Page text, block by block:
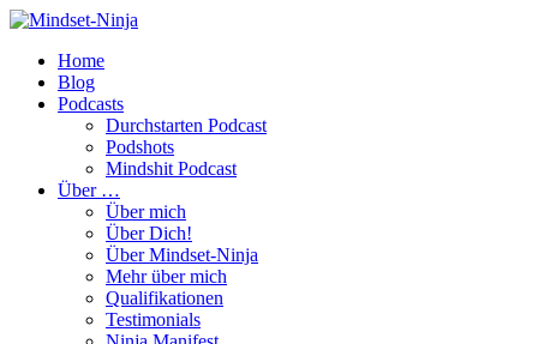
Home
Blog
Podcasts
Durchstarten Podcast
Podshots
Mindshit Podcast
Über …
Über mich
Über Dich!
Über Mindset-Ninja
Mehr über mich
Qualifikationen
Testimonials